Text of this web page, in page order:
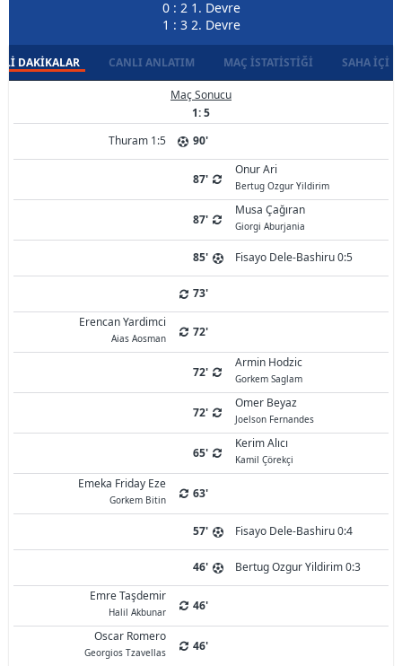
0 : 2 1. Devre
1 : 3 2. Devre
DAKIKALAR CANLI ANLATIM MAÇ İSTATISTIĞI SAHA İÇI
Maç Sonucu
1: 5
Thuram 1:5
90'
87'
Onur Ari
Bertug Ozgur Yildirim
87'
Musa Çağıran
Giorgi Aburjania
85' Fisayo Dele-Bashiru 0:5
73'
Erencan Yardimci
Aias Aosman 72'
72'
Armin Hodzic
Gorkem Saglam
72'
Omer Beyaz
Joelson Fernandes
65'
Kerim Alıcı
Kamil Çörekçi
Emeka Friday Eze
Gorkem Bitin 63'
57' Fisayo Dele-Bashiru 0:4
46'
Bertug Ozgur Yildirim 0:3
Emre Taşdemir
Halil Akbunar
46'
Oscar Romero
Georgios Tzavellas 46'